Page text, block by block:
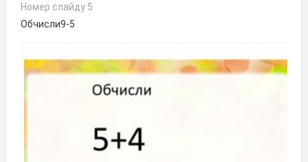
Номер слайду 5
Обчисли9-5